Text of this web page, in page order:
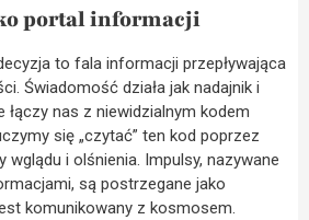
portal informacji
to fala informacji przepływająca
Świadomość działa jak nadajnik i
łączy nas z niewidzialnym kodem
się „czytać” ten kod poprzez
wglądu i olśnienia. Impulsy, nazywane
są postrzegane jako
komunikowany z kosmosem.